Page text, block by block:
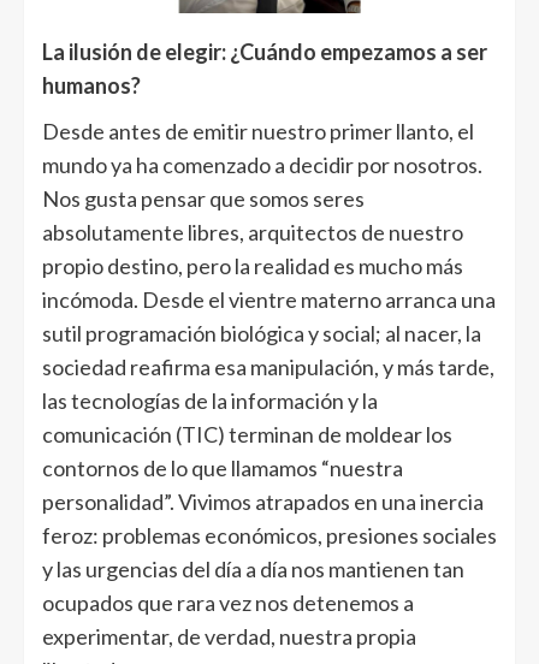
La ilusión de elegir: ¿Cuándo empezamos a ser
humanos?
Desde antes de emitir nuestro primer llanto, el
mundo ya ha comenzado a decidir por nosotros.
Nos gusta pensar que somos seres
absolutamente libres, arquitectos de nuestro
propio destino, pero la realidad es mucho más
incómoda. Desde el vientre materno arranca una
sutil programación biológica y social; al nacer, la
sociedad reafirma esa manipulación, y más tarde,
las tecnologías de la información y la
comunicación (TIC) terminan de moldear los
contornos de lo que llamamos “nuestra
personalidad”. Vivimos atrapados en una inercia
feroz: problemas económicos, presiones sociales
y las urgencias del día a día nos mantienen tan
ocupados que rara vez nos detenemos a
experimentar, de verdad, nuestra propia